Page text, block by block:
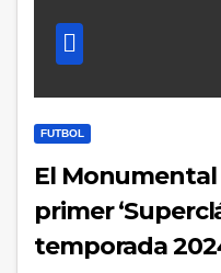
FUTBOL
El Monumental
primer
temporada